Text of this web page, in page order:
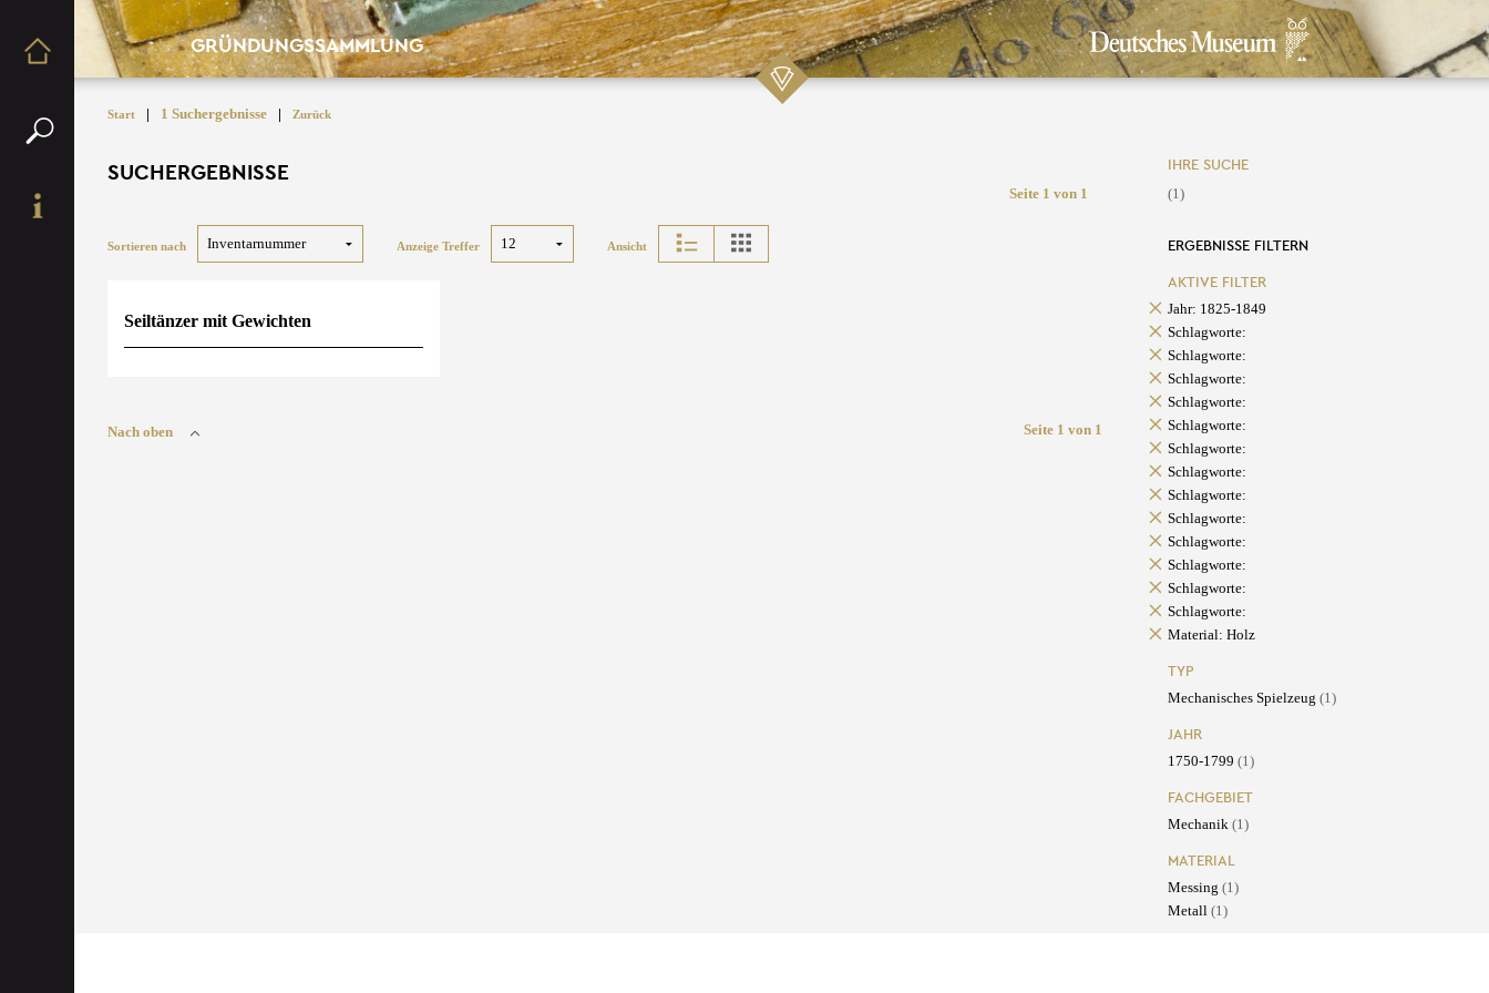
GRÜNDUNGSSAMMLUNG
Start | 1 Suchergebnisse | Zurück
SUCHERGEBNISSE
Seite 1 von 1
Sortieren nach Anzeige Treffer Ansicht
Seiltänzer mit Gewichten
Nach oben Seite 1 von 1
IHRE SUCHE
(1)
ERGEBNISSE FILTERN
AKTIVE FILTER
Jahr: 1825-1849
Schlagworte:
Schlagworte:
Schlagworte:
Schlagworte:
Schlagworte:
Schlagworte:
Schlagworte:
Schlagworte:
Schlagworte:
Schlagworte:
Schlagworte:
Schlagworte:
Schlagworte:
Material: Holz
TYP
Mechanisches Spielzeug (1)
JAHR
1750-1799 (1)
FACHGEBIET
Mechanik (1)
MATERIAL
Messing (1)
Metall (1)